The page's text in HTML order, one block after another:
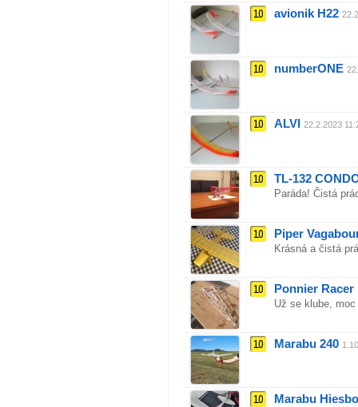
10 avionik H22
10 numberONE
10 ALVI 22.2.2023
10 TL-132
Paráda! Čistá
10 Piper
Krásná a čistá
10 Ponnier Racer
Už se klube,
10 Marabu 240
10 Marabu